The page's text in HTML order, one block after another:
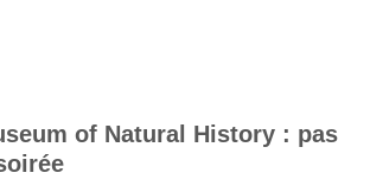
of Natural History : pas